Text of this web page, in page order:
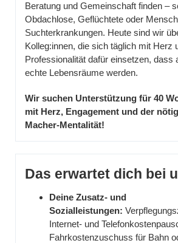
Beratung und Gemeinschaft finden –
Obdachlose, Geflüchtete oder
Suchterkrankungen. Heute sind wir
Kolleg:innen, die sich täglich mit Herz
Professionalität dafür einsetzen, dass
echte Lebensräume werden.
Wir suchen Unterstützung für 40
mit Herz, Engagement und der
Macher-Mentalität!
Das erwartet dich bei
Deine Zusatz- und
Sozialleistungen:
Internet- und
Fahrkostenzuschuss für Bahn